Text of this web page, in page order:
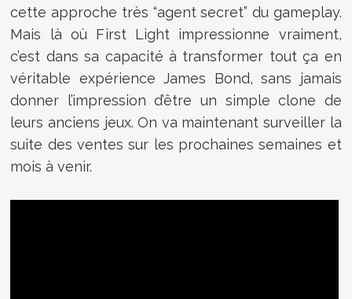
cette approche très “agent secret” du gameplay.
Mais là où First Light impressionne vraiment,
c’est dans sa capacité à transformer tout ça en
véritable expérience James Bond, sans jamais
donner l’impression d’être un simple clone de
leurs anciens jeux. On va maintenant surveiller la
suite des ventes sur les prochaines semaines et
mois à venir.